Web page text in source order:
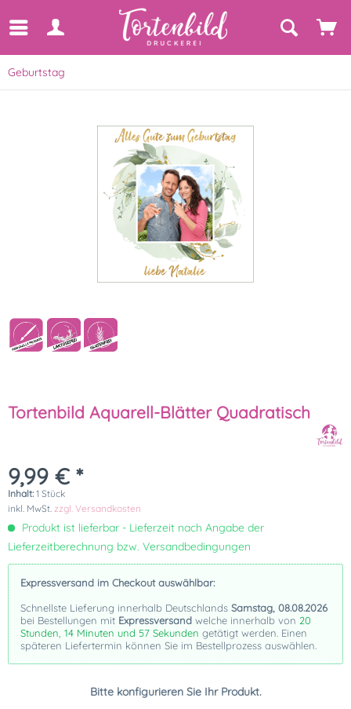
Geburtstag
Tortenbild Aquarell-Blätter Quadratisch
9,99 € *
Inhalt: 1 Stück
inkl. MwSt. zzgl. Versandkosten
Produkt ist lieferbar - Lieferzeit nach Angabe der
Lieferzeitberechnung bzw. Versandbedingungen
Expressversand im Checkout auswählbar:
Schnellste Lieferung innerhalb Deutschlands Samstag, 08.08.2026
bei Bestellungen mit Expressversand welche innerhalb von 20
Stunden, 14 Minuten und 56 Sekunden getätigt werden. Einen
späteren Liefertermin können Sie im Bestellprozess auswählen.
Bitte konfigurieren Sie Ihr Produkt.